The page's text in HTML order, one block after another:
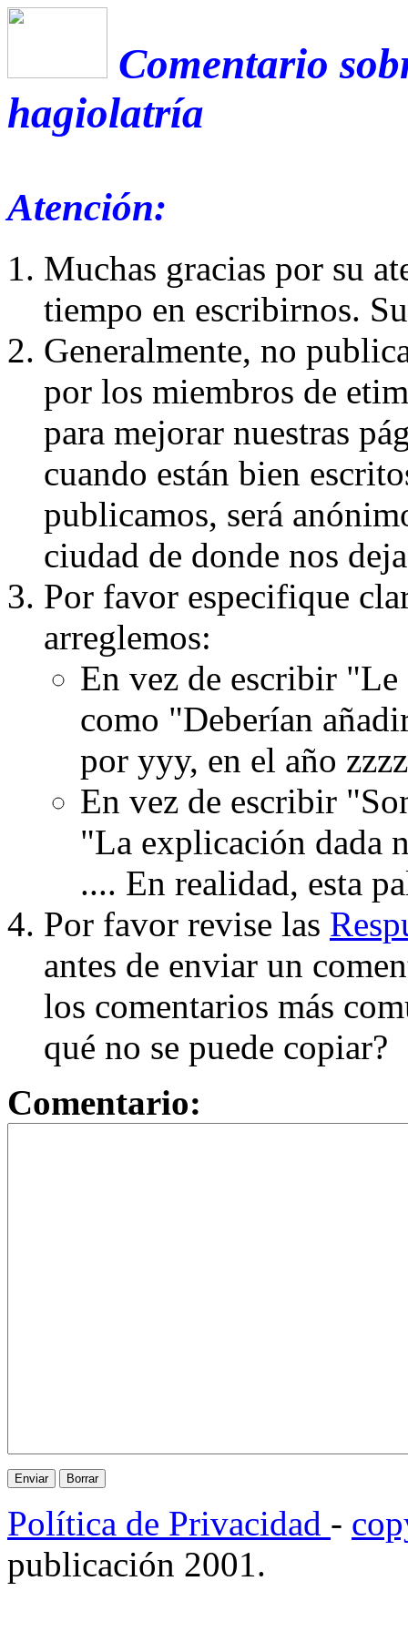
Comentario
hagiolatría
Atención:
Muchas gracias por su
tiempo en escribirnos.
Generalmente, no
por los miembros de
para mejorar nuestras
cuando están bien
publicamos, será
ciudad de donde nos
Por favor especifique
arreglemos:
En vez de escribir
como "Deberían
por yyy, en el año
En vez de escribir
"La explicación dada
.... En realidad, esta
Por favor revise las
antes de enviar un
los comentarios más
qué no se puede copiar?
Comentario:
Política de Privacidad -
publicación 2001.